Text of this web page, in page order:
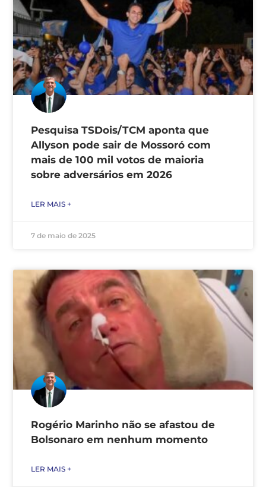
Pesquisa TSDois/TCM aponta que
Allyson pode sair de Mossoró com
mais de 100 mil votos de maioria
sobre adversários em 2026
LER MAIS +
7 de maio de 2025
Rogério Marinho não se afastou de
Bolsonaro em nenhum momento
LER MAIS +